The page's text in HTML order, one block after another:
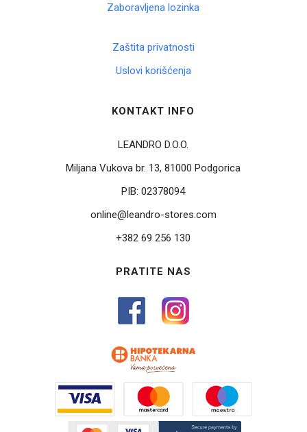
Zaboravljena lozinka
Zaštita privatnosti
Uslovi korišćenja
KONTAKT INFO
LEANDRO D.O.O.
Miljana Vukova br. 13, 81000 Podgorica
PIB:02378094
online@leandro-stores.com
+382 69 256 130
PRATITE NAS